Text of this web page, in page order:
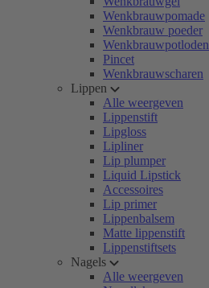
Wenkbrauwpomade
Wenkbrauw poeder
Wenkbrauwpotloden
Pincet
Wenkbrauwscharen
Lippen
Alle weergeven
Lippenstift
Lipgloss
Lipliner
Lip plumper
Liquid Lipstick
Accessoires
Lip primer
Lippenbalsem
Matte lippenstift
Lippenstiftsets
Nagels
Alle weergeven